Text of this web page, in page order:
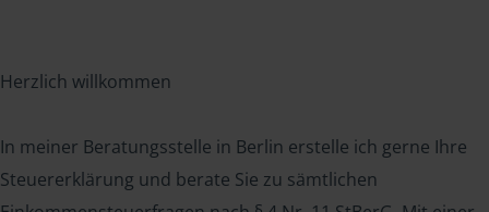
Herzlich willkommen
In meiner Beratungsstelle in Berlin erstelle ich gerne Ihre
Steuererklärung und berate Sie zu sämtlichen